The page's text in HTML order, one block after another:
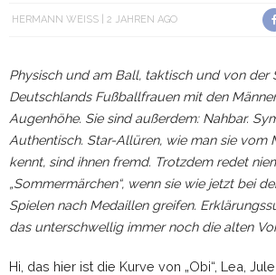
HERMANN WEISS 2 JAHREN AGO
Physisch und am Ball, taktisch und von der
Deutschlands Fußballfrauen mit den
Augenhöhe. Sie sind außerdem: Nahbar.
Authentisch. Star-Allüren, wie man sie vom
kennt, sind ihnen fremd. Trotzdem redet
„Sommermärchen“, wenn sie wie jetzt bei
Spielen nach Medaillen greifen.
das unterschwellig immer noch die alten
Hi, das hier ist die Kurve von „Obi“, Lea, Jule